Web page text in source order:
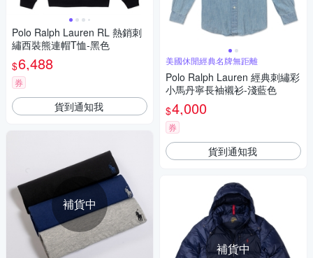
Polo Ralph Lauren RL 熱銷刺
繡西裝熊連帽T恤-黑色
$6,488
券
貨到通知我
補貨中
美國休閒經典名牌無距離
Polo Ralph Lauren 經典刺繡彩
小馬丹寧長袖襯衫-淺藍色
$4,000
券
貨到通知我
補貨中